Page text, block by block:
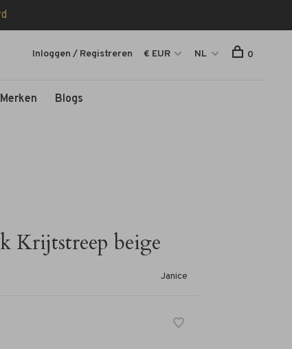
Merken Blogs
Inloggen / Registreren € EUR NL 0
Krijtstreep beige
Janice